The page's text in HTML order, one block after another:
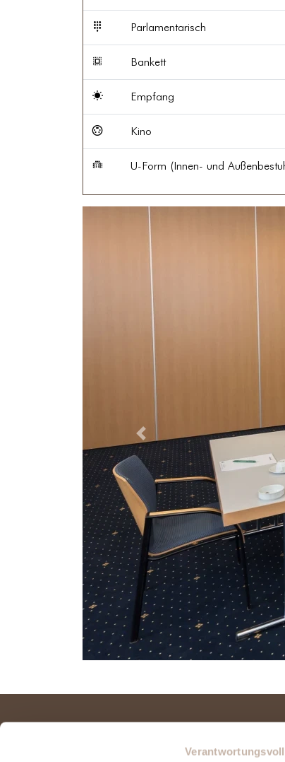
Parlamentarisch
Bankett
Empfang
Kino
U-Form (Innen- und
Zurück